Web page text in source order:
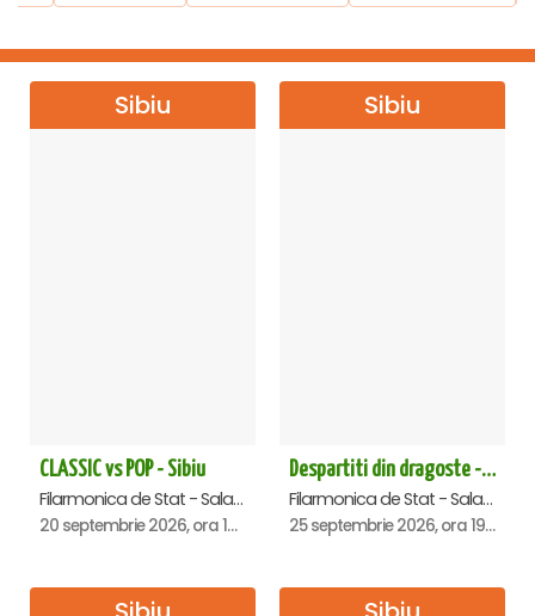
Sibiu
CLASSIC vs POP - Sibiu
Filarmonica de Stat - Sala Thalia, Sibiu
20 septembrie 2026, ora 19:00
Sibiu
Despartiti din dragoste - Sibiu
Filarmonica de Stat - Sala Thalia, Sibiu
25 septembrie 2026, ora 19:00